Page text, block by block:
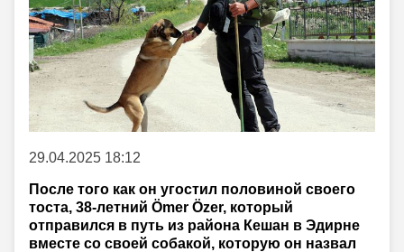
29.04.2025 18:12
После того как он угостил половиной своего
тоста, 38-летний Ömer Özer, который
отправился в путь из района Кешан в Эдирне
вместе со своей собакой, которую он назвал